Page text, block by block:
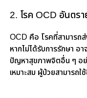
2. โรค OCD อันตร
OCD คือ โรคที่สามารถ
หากไม่ได้รับการรักษา อ
ปัญหาสุขภาพจิตอื่น ๆ อย่
เหมาะสม ผู้ป่วยสามารถ